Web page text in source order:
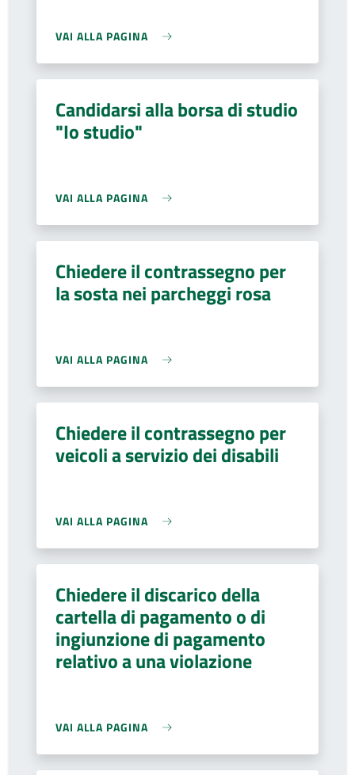
VAI ALLA PAGINA
Candidarsi alla borsa di studio
"Io studio"
VAI ALLA PAGINA
Chiedere il contrassegno per
la sosta nei parcheggi rosa
VAI ALLA PAGINA
Chiedere il contrassegno per
veicoli a servizio dei disabili
VAI ALLA PAGINA
Chiedere il discarico della
cartella di pagamento o di
ingiunzione di pagamento
relativo a una violazione
VAI ALLA PAGINA